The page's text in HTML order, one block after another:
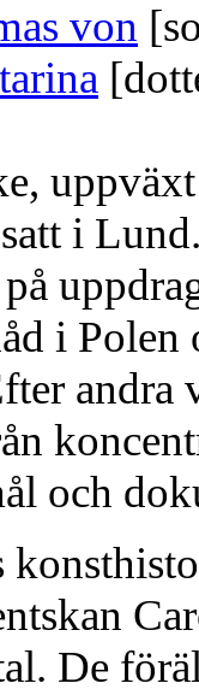
von
i
i
andra
och
De